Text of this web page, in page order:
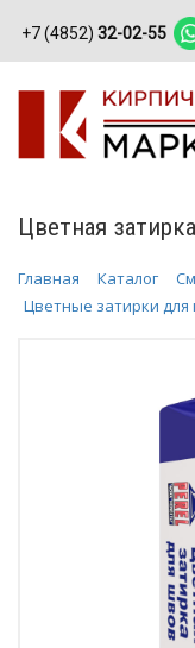
+7 (4852) 32-02-55
Цветная
Главная Каталог
Цветные затирки для